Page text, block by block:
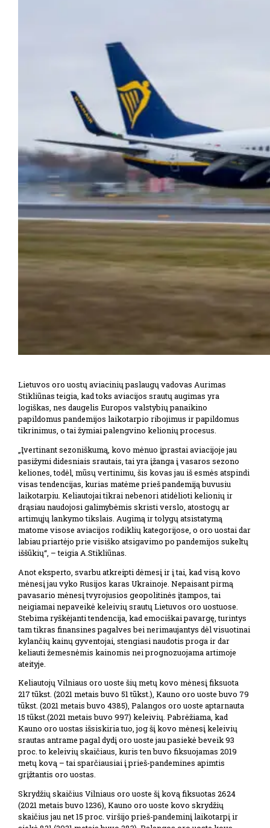
Lietuvos oro uostų aviacinių paslaugų vadovas Aurimas
Stikliūnas teigia, kad toks aviacijos srautų augimas yra
logiškas, nes daugelis Europos valstybių panaikino
papildomus pandemijos laikotarpio ribojimus ir papildomus
tikrinimus, o tai žymiai palengvino kelionių procesus.
„Įvertinant sezoniškumą, kovo mėnuo įprastai aviacijoje jau
pasižymi didesniais srautais, tai yra įžanga į vasaros sezono
keliones, todėl, mūsų vertinimu, šis kovas jau iš esmės atspindi
visas tendencijas, kurias matėme prieš pandemiją buvusiu
laikotarpiu. Keliautojai tikrai nebenori atidėlioti kelionių ir
drąsiau naudojosi galimybėmis skristi verslo, atostogų ar
artimųjų lankymo tikslais. Augimą ir tolygų atsistatymą
matome visose aviacijos rodiklių kategorijose, o oro uostai dar
labiau priartėjo prie visiško atsigavimo po pandemijos sukeltų
iššūkių“, – teigia A.Stikliūnas.
Anot eksperto, svarbu atkreipti dėmesį ir į tai, kad visą kovo
mėnesį jau vyko Rusijos karas Ukrainoje. Nepaisant pirmą
pavasario mėnesį tvyrojusios geopolitinės įtampos, tai
neigiamai nepaveikė keleivių srautų Lietuvos oro uostuose.
Stebima ryškėjanti tendencija, kad emociškai pavargę, turintys
tam tikras finansines pagalves bei nerimaujantys dėl visuotinai
kylančių kainų gyventojai, stengiasi naudotis proga ir dar
keliauti žemesnėmis kainomis nei prognozuojama artimoje
ateityje.
Keliautojų Vilniaus oro uoste šių metų kovo mėnesį fiksuota
217 tūkst. (2021 metais buvo 51 tūkst.), Kauno oro uoste buvo 79
tūkst. (2021 metais buvo 4385), Palangos oro uoste aptarnauta
15 tūkst.(2021 metais buvo 997) keleivių. Pabrėžiama, kad
Kauno oro uostas išsiskiria tuo, jog šį kovo mėnesį keleivių
srautas antrame pagal dydį oro uoste jau pasiekė beveik 93
proc. to keleivių skaičiaus, kuris ten buvo fiksuojamas 2019
metų kovą – tai sparčiausiai į prieš-pandemines apimtis
grįžtantis oro uostas.
Skrydžių skaičius Vilniaus oro uoste šį kovą fiksuotas 2624
(2021 metais buvo 1236), Kauno oro uoste kovo skrydžių
skaičius jau net 15 proc. viršijo prieš-pandeminį laikotarpį ir